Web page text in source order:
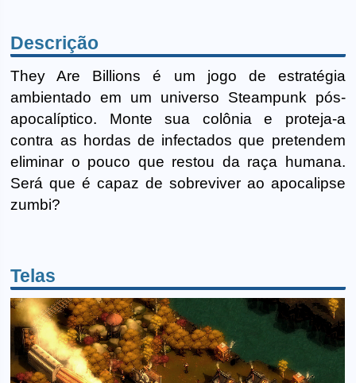
Descrição
They Are Billions é um jogo de estratégia
ambientado em um universo Steampunk pós-
apocalíptico. Monte sua colônia e proteja-a
contra as hordas de infectados que pretendem
eliminar o pouco que restou da raça humana.
Será que é capaz de sobreviver ao apocalipse
zumbi?
Telas